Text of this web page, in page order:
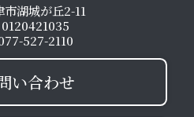
湖城が丘2-11
527-2110
い合わせ